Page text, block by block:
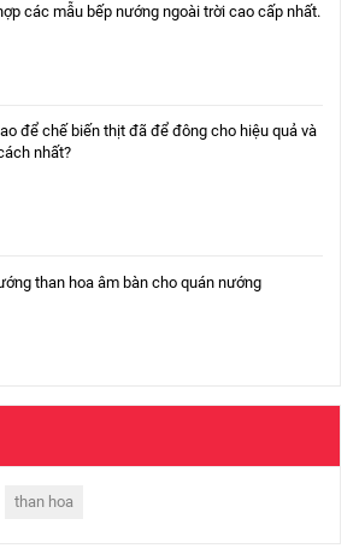
các mẫu bếp nướng ngoài trời cao cấp nhất.
để chế biến thịt đã để đông cho hiệu quả và
nhất?
than hoa âm bàn cho quán nướng
than hoa